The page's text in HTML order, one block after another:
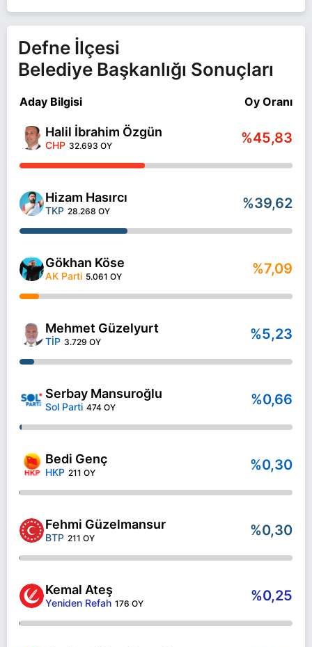
Defne İlçesi
Belediye Başkanlığı Sonuçları
Aday Bilgisi Oy Oranı
Halil İbrahim Özgün
CHP 32.693 OY %45,83
Hizam Hasırcı
TKP 28.268 OY %39,62
Gökhan Köse
AK Parti 5.061 OY %7,09
Mehmet Güzelyurt
TİP 3.729 OY %5,23
Serbay Mansuroğlu
Sol Parti 474 OY %0,66
Bedi Genç
HKP 211 OY %0,30
Fehmi Güzelmansur
BTP 211 OY %0,30
Kemal Ateş
Yeniden Refah 176 OY %0,25